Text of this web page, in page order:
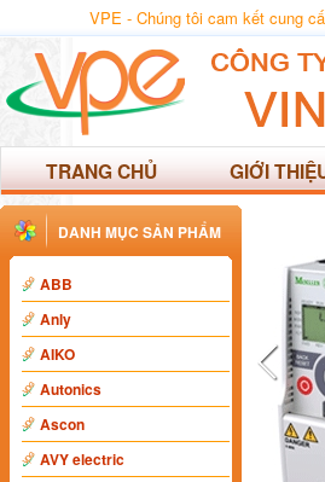
VPE - Chúng tôi cam kết cung
TRANG CHỦ GIỚI
DANH MỤC SẢN PHẨM
ABB
Anly
AIKO
Autonics
Ascon
AVY electric